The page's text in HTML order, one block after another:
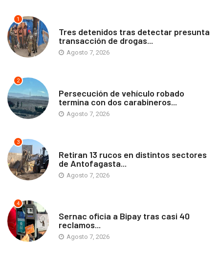
1
Tres detenidos tras detectar presunta
transacción de drogas...
Agosto 7, 2026
2
Persecución de vehículo robado
termina con dos carabineros...
Agosto 7, 2026
3
Retiran 13 rucos en distintos sectores
de Antofagasta...
Agosto 7, 2026
4
Sernac oficia a Bipay tras casi 40
reclamos...
Agosto 7, 2026